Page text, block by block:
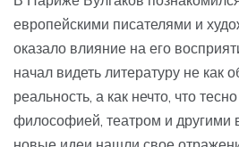
европейскими писателями и
оказало влияние на его
начал видеть литературу не как
реальность, а как нечто, что
философией, театром и другими